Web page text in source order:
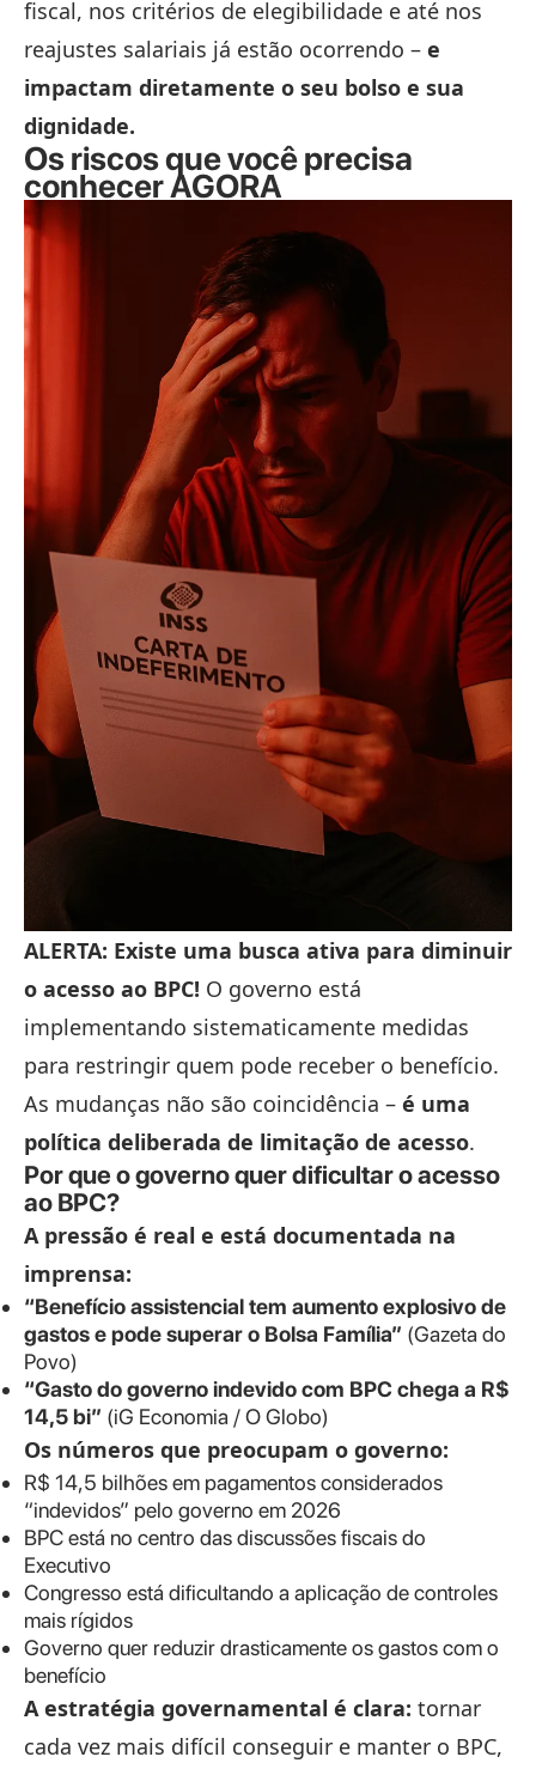
fiscal, nos critérios de elegibilidade e até nos
reajustes salariais já estão ocorrendo – e
impactam diretamente o seu bolso e sua
dignidade.
Os riscos que você precisa
conhecer AGORA
ALERTA: Existe uma busca ativa para diminuir
o acesso ao BPC! O governo está
implementando sistematicamente medidas
para restringir quem pode receber o benefício.
As mudanças não são coincidência – é uma
política deliberada de limitação de acesso.
Por que o governo quer dificultar o acesso
ao BPC?
A pressão é real e está documentada na
imprensa:
“Benefício assistencial tem aumento explosivo de
gastos e pode superar o Bolsa Família” (Gazeta do
Povo)
“Gasto do governo indevido com BPC chega a R$
14,5 bi” (iG Economia / O Globo)
Os números que preocupam o governo:
R$ 14,5 bilhões em pagamentos considerados
“indevidos” pelo governo em 2026
BPC está no centro das discussões fiscais do
Executivo
Congresso está dificultando a aplicação de controles
mais rígidos
Governo quer reduzir drasticamente os gastos com o
benefício
A estratégia governamental é clara: tornar
cada vez mais difícil conseguir e manter o BPC,